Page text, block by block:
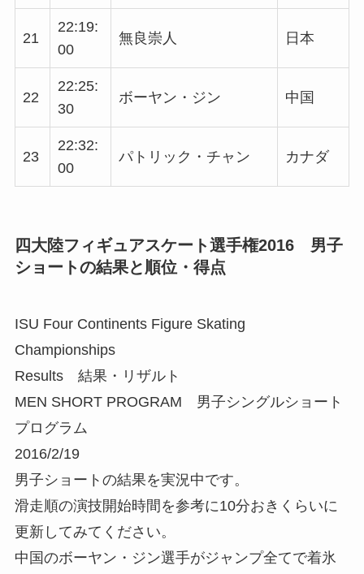
21
22:19:
00
無良崇人 日本
22
22:25:
30
ボーヤン・ジン 中国
23
22:32:
00
パトリック・チャン カナダ
四大陸フィギュアスケート選手権2016 男子
ショートの結果と順位・得点
ISU Four Continents Figure Skating
Championships
Results 結果・リザルト
MEN SHORT PROGRAM 男子シングルショート
プログラム
2016/2/19
男子ショートの結果を実況中です。
滑走順の演技開始時間を参考に10分おきくらいに
更新してみてください。
中国のボーヤン・ジン選手がジャンプ全てで着氷